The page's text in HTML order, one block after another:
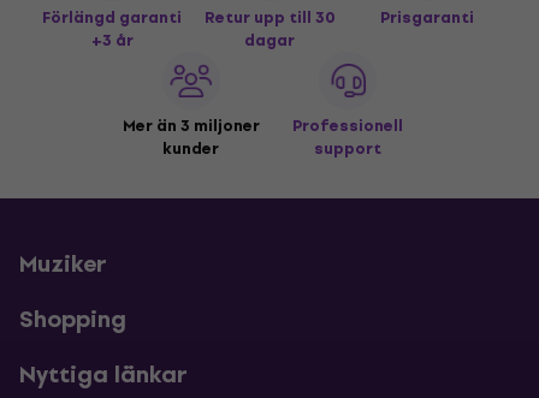
Förlängd garanti
+3 år
Retur upp till 30
dagar
Prisgaranti
Mer än 3 miljoner
kunder
Professionell
support
Muziker
Shopping
Nyttiga länkar